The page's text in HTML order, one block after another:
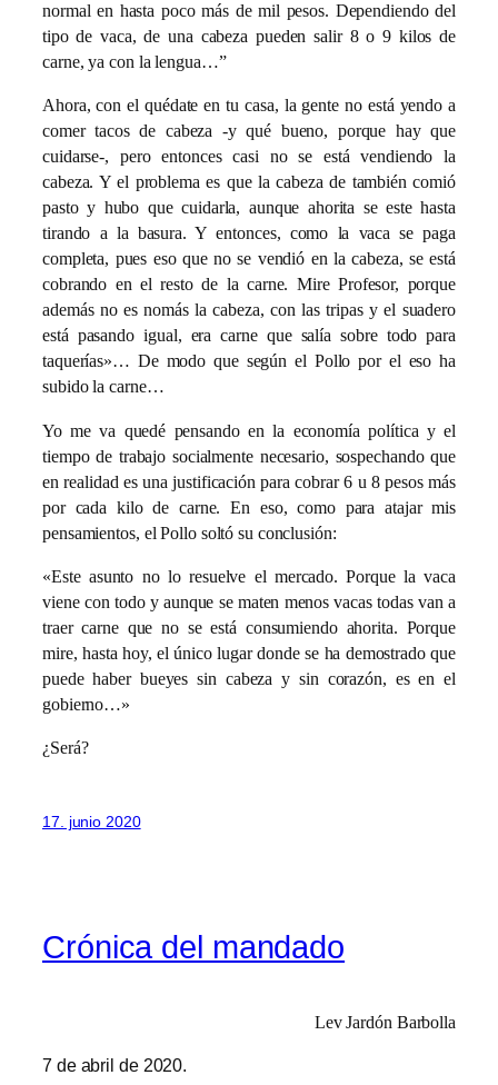
normal en hasta poco más de mil pesos. Dependiendo del
tipo de vaca, de una cabeza pueden salir 8 o 9 kilos de
carne, ya con la lengua…”
Ahora, con el quédate en tu casa, la gente no está yendo a
comer tacos de cabeza -y qué bueno, porque hay que
cuidarse-, pero entonces casi no se está vendiendo la
cabeza. Y el problema es que la cabeza de también comió
pasto y hubo que cuidarla, aunque ahorita se este hasta
tirando a la basura. Y entonces, como la vaca se paga
completa, pues eso que no se vendió en la cabeza, se está
cobrando en el resto de la carne. Mire Profesor, porque
además no es nomás la cabeza, con las tripas y el suadero
está pasando igual, era carne que salía sobre todo para
taquerías»… De modo que según el Pollo por el eso ha
subido la carne…
Yo me va quedé pensando en la economía política y el
tiempo de trabajo socialmente necesario, sospechando que
en realidad es una justificación para cobrar 6 u 8 pesos más
por cada kilo de carne. En eso, como para atajar mis
pensamientos, el Pollo soltó su conclusión:
«Este asunto no lo resuelve el mercado. Porque la vaca
viene con todo y aunque se maten menos vacas todas van a
traer carne que no se está consumiendo ahorita. Porque
mire, hasta hoy, el único lugar donde se ha demostrado que
puede haber bueyes sin cabeza y sin corazón, es en el
gobierno…»
¿Será?
17. junio 2020
Crónica del mandado
Lev Jardón Barbolla
7 de abril de 2020.